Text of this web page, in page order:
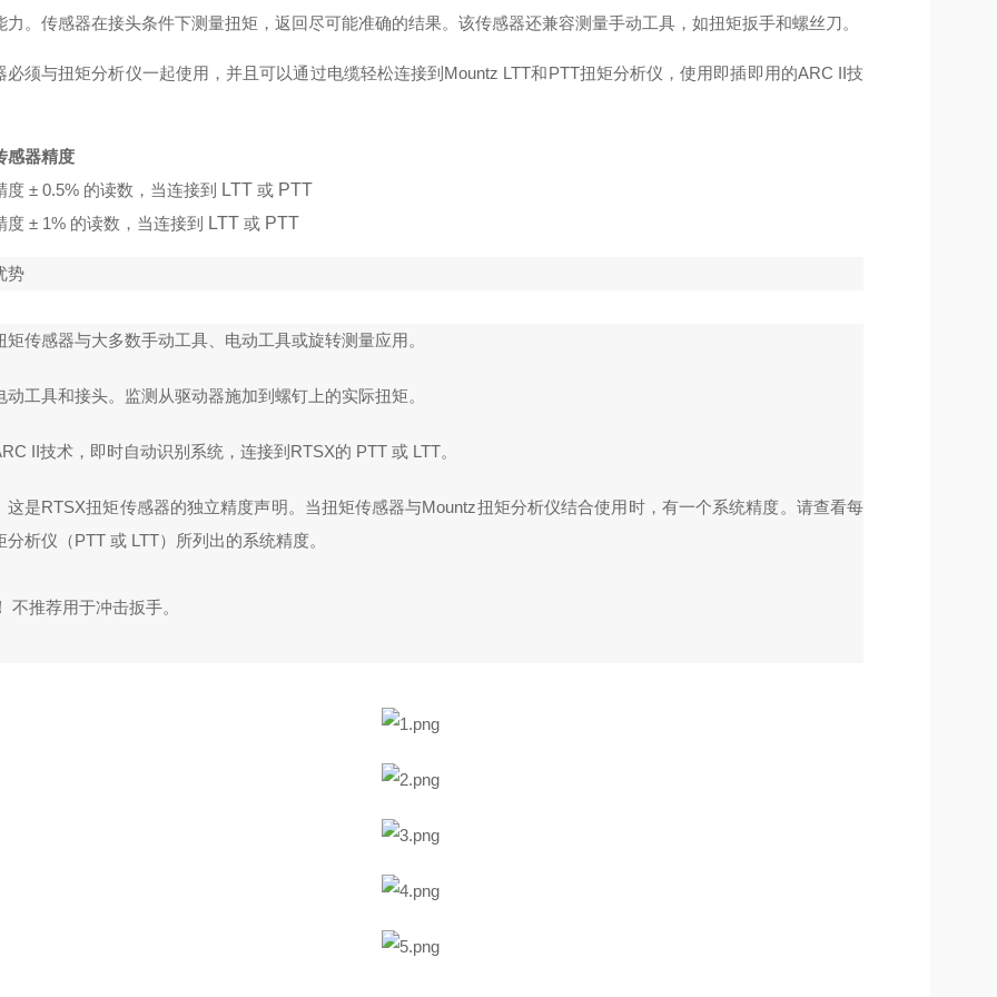
力。传感器在接头条件下测量扭矩，返回尽可能准确的结果。该传感器还兼容测量手动工具，如扭矩扳手和螺丝刀。
必须与扭矩分析仪一起使用，并且可以通过电缆轻松连接到Mountz LTT和PTT扭矩分析仪，使用即插即用的ARC II技
感器精度
度 ± 0.5% 的读数，当连接到
LTT或 PTT
度 ± 1% 的读数，当连接到
LTT或 PTT
势
矩传感器与大多数手动工具、电动工具或旋转测量应用。
动工具和接头。监测从驱动器施加到螺钉上的实际扭矩。
II技术，即时自动识别系统，连接到RTSX的 PTT或 LTT。
这是RTSX扭矩传感器的独立精度声明。当扭矩传感器与Mountz扭矩分析仪结合使用时，有一个系统精度。请查看每
分析仪（PTT或 LTT）所列出的系统精度。
不推荐用于冲击扳手。